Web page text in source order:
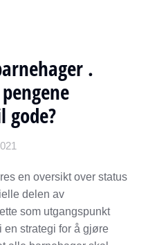
.
gode?
en oversikt over status
delen av
som utgangspunkt
en strategi for å gjøre